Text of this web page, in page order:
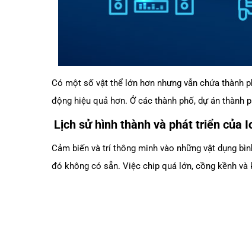
Có một số vật thể lớn hơn nhưng vẫn chứa thành
động hiệu quả hơn. Ở các thành phố, dự án
Lịch sử hình thành và phát triển của
Cảm biến và trí thông minh vào những vật dụng
đó không có sẵn. Việc chip quá lớn, cồng kềnh